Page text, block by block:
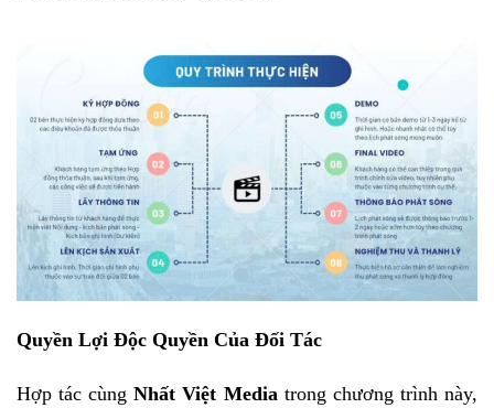
Quyền Lợi Độc Quyền Của Đối Tác
Hợp tác cùngNhất Việt Media trong chương trình này,